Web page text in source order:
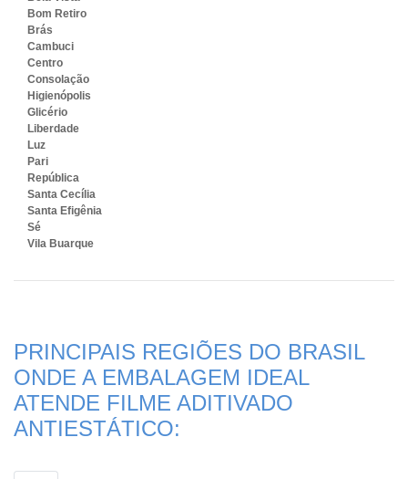
Bom Retiro
Brás
Cambuci
Centro
Consolação
Higienópolis
Glicério
Liberdade
Luz
Pari
República
Santa Cecília
Santa Efigênia
Sé
Vila Buarque
PRINCIPAIS REGIÕES DO BRASIL
ONDE A EMBALAGEM IDEAL
ATENDE FILME ADITIVADO
ANTIESTÁTICO: